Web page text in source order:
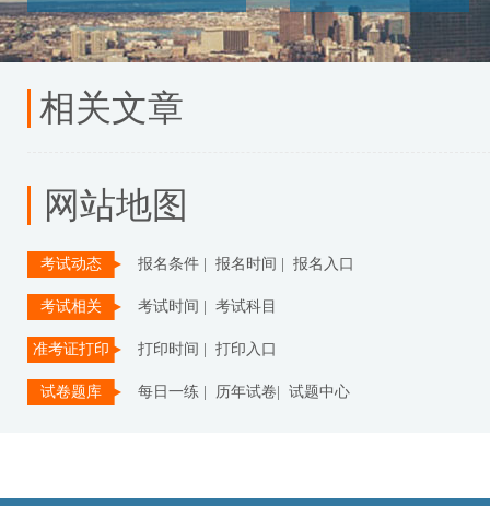
相关文章
网站地图
考试动态 报名条件 | 报名时间 | 报名入口
考试相关 考试时间 | 考试科目
准考证打印 打印时间 | 打印入口
试卷题库 每日一练 | 历年试卷| 试题中心